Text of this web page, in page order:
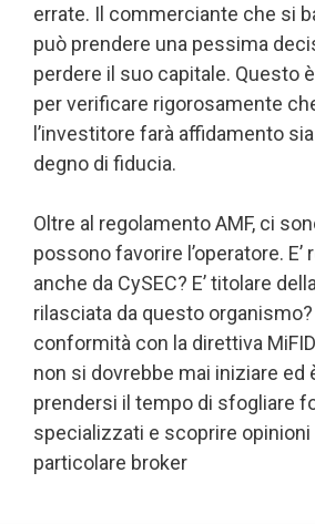
errate. Il commerciante che si
può prendere una pessima
perdere il suo capitale. Questo
per verificare rigorosamente
l’investitore farà affidamento
degno di fiducia.
Oltre al regolamento AMF, ci
possono favorire l’operatore.
anche da CySEC? E’ titolare
rilasciata da questo
conformità con la direttiva
non si dovrebbe mai iniziare ed
prendersi il tempo di sfogliare
specializzati e scoprire
particolare broker